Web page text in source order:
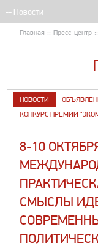
Главная :: Пресс-центр ::
НОВОСТИ
КОНКУРС ПРЕМИИ
​8-10
СМЫСЛЫ